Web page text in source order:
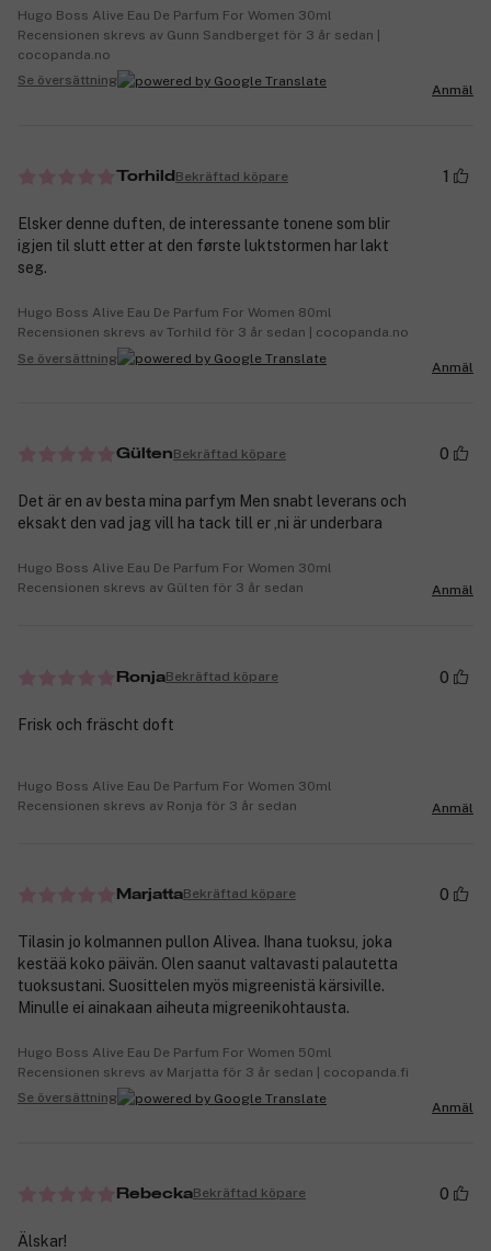
Hugo Boss Alive Eau De Parfum For Women 30ml
Recensionen skrevs av Gunn Sandberget för 3 år sedan |
cocopanda.no
Se översättning
Anmäl
Torhild Bekräftad köpare 1
Elsker denne duften, de interessante tonene som blir
igjen til slutt etter at den første luktstormen har lakt
seg.
Hugo Boss Alive Eau De Parfum For Women 80ml
Recensionen skrevs av Torhild för 3 år sedan | cocopanda.no
Se översättning
Anmäl
GültenBekräftad köpare 0
Det är en av besta mina parfym Men snabt leverans och
eksakt den vad jag vill ha tack till er ,ni är underbara
Hugo Boss Alive Eau De Parfum For Women 30ml
Recensionen skrevs av Gülten för 3 år sedan
Anmäl
RonjaBekräftad köpare 0
Frisk och fräscht doft
Hugo Boss Alive Eau De Parfum For Women 30ml
Recensionen skrevs av Ronja för 3 år sedan
Anmäl
MarjattaBekräftad köpare 0
Tilasin jo kolmannen pullon Alivea. Ihana tuoksu, joka
kestää koko päivän. Olen saanut valtavasti palautetta
tuoksustani. Suosittelen myös migreenistä kärsiville.
Minulle ei ainakaan aiheuta migreenikohtausta.
Hugo Boss Alive Eau De Parfum For Women 50ml
Recensionen skrevs av Marjatta för 3 år sedan | cocopanda.fi
Se översättning
Anmäl
RebeckaBekräftad köpare 0
Älskar!